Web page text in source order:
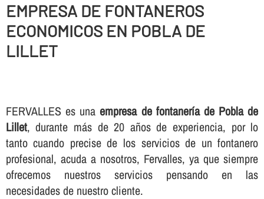
EMPRESA DE FONTANEROS
ECONOMICOS EN POBLA DE
LILLET
FERVALLES es unaempresa de fontanerí­a de Pobla de
Lillet, durante más de 20 años de experiencia, por lo
tanto cuando precise de los servicios de un fontanero
profesional, acuda a nosotros, Fervalles, ya que siempre
ofrecemos nuestros servicios pensando en las
necesidades de nuestro cliente.